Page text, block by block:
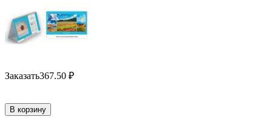
Заказать367.50 ₽
В корзину